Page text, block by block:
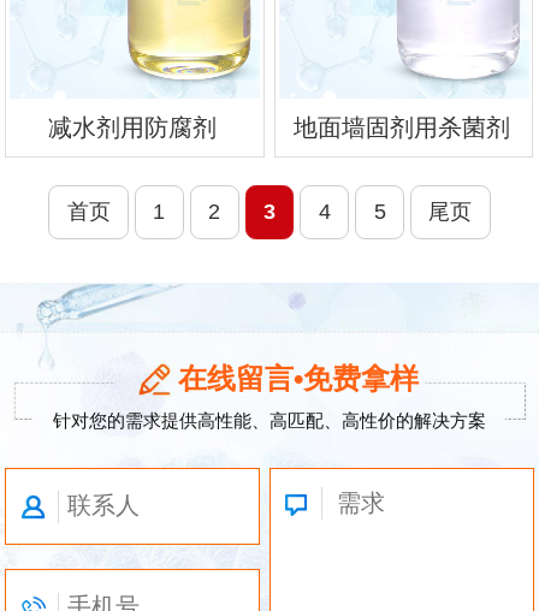
减水剂用防腐剂 地面墙固剂用杀菌剂
首页 1 2 3 4 5 尾页
在线留言•免费拿样
针对您的需求提供高性能、高匹配、高性价的解决方案